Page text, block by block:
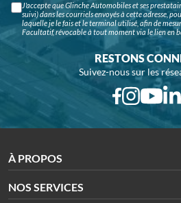
J'accepte que Glinche Automobiles et ses
suivi) dans les courriels envoyés à cette adresse,
laquelle je le fais et le terminal utilisé, afin de
Facultatif, révocable à tout moment via le lien en
RESTONS
Suivez-nous sur les
À PROPOS
NOS SERVICES